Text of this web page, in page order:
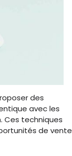
des
avec les
Ces techniques
de vente